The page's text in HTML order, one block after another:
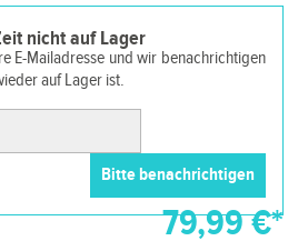
nicht auf Lager
E-Mailadresse und wir benachrichtigen
auf Lager ist.
79,99 €*